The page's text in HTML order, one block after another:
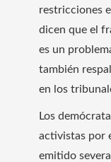
restricciones
dicen que el
es un
también
en los
Los
activistas por
emitido